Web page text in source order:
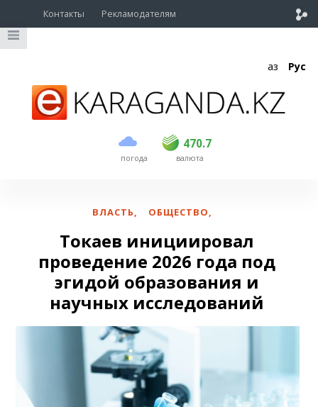
Контакты Рекламодателям
Қаз Рус
погода
470.7
USD 468.5 470.7
EUR валюта
ВЛАСТЬ, ОБЩЕСТВО,
Токаев инициировал
проведение 2026 года под
эгидой образования и
научных исследований